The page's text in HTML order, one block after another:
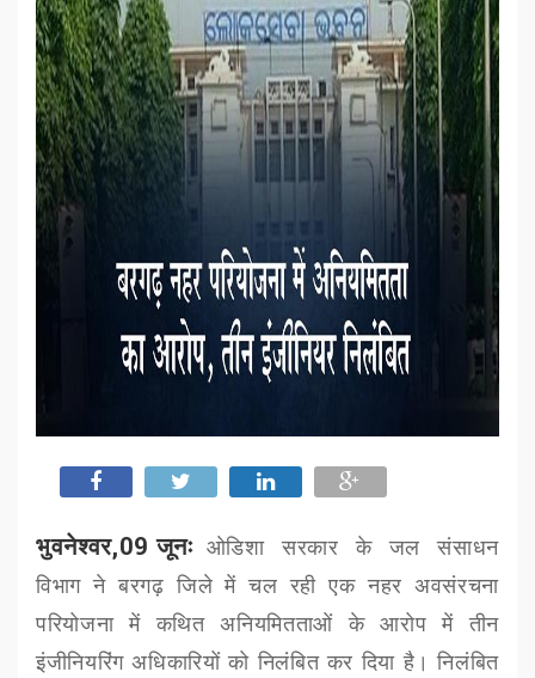
भुवनेश्वर,09 जूनः ओडिशा सरकार के जल संसाधन
विभाग ने बरगढ़ जिले में चल रही एक नहर अवसंरचना
परियोजना में कथित अनियमितताओं के आरोप में तीन
इंजीनियरिंग अधिकारियों को निलंबित कर दिया है। निलंबित